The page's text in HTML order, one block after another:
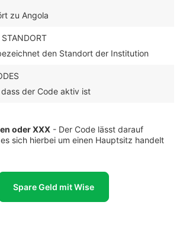
zu Angola
den Standort der Institution
der Code aktiv ist
oder XXX - Der Code lässt darauf
sich hierbei um einen Hauptsitz handelt
Spare Geld mit Wise